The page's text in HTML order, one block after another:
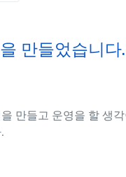
만들었습니다.
만들고 운영을 할 생